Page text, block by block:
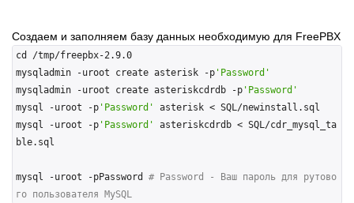
Создаем и заполняем базу данных необходимую для FreePBX
cd /tmp/freepbx-2.9.0
mysqladmin -uroot create asterisk -p 'Password'
mysqladmin -uroot create asteriskcdrdb -p 'Password'
mysql -uroot -p 'Password'
asterisk < SQL/newinstall.sql
mysql -uroot -p 'Password'
asteriskcdrdb < SQL/cdr_mysql_ta
ble.sql
mysql -uroot -pPassword # Password - Ваш пароль для рутово
го пользователя MySQL